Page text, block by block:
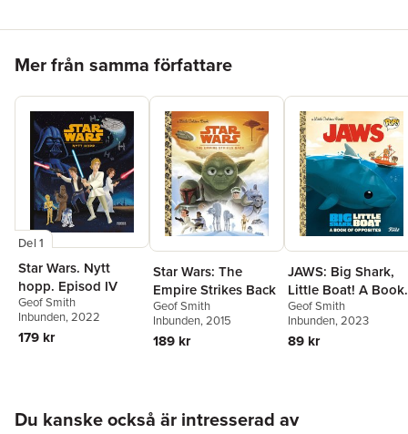
Mer från samma författare
Del 1
Star Wars. Nytt
hopp. Episod IV
Geof Smith
Inbunden, 2022
179 kr
Star Wars: The
Empire Strikes Back
Geof Smith
Inbunden, 2015
189 kr
JAWS: Big Shark,
Little Boat! A Book
of Opposites
Pop!)
Geof Smith
Inbunden, 2023
89 kr
Du kanske också är intresserad av